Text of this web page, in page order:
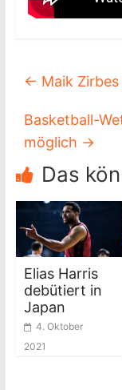
← Maik
Basketball-
möglich →
Das
Elias Harris
debütiert in
Japan
4. Oktober
2021